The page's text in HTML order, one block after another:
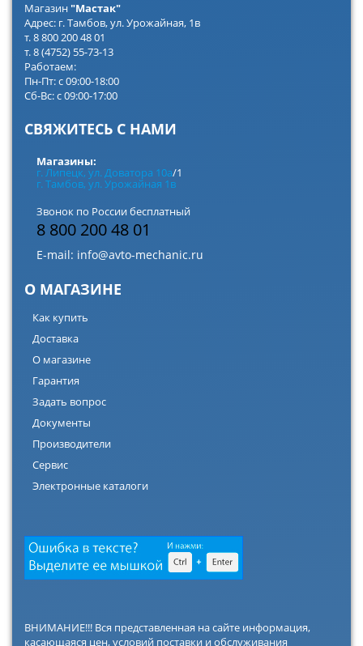
Магазин"Мастак"
Адрес: г. Тамбов, ул. Урожайная, 1в
т. 8 800 200 48 01
т. 8 (4752) 55-73-13
Работаем:
Пн-Пт: с 09:00-18:00
Сб-Вс: с 09:00-17:00
СВЯЖИТЕСЬ С НАМИ
Магазины:
г. Липецк, ул. Доватора 10а/1
г. Тамбов, ул. Урожайная 1в
Звонок по России бесплатный
8 800 200 48 01
E-mail: info@avto-mechanic.ru
О МАГАЗИНЕ
Как купить
Доставка
О магазине
Гарантия
Задать вопрос
Документы
Производители
Сервис
Электронные каталоги
ВНИМАНИЕ!!! Вся представленная на сайте информация,
касающаяся цен, условий поставки и обслуживания